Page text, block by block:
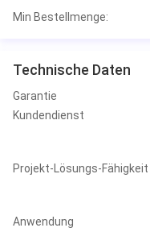
Min Bestellmenge:
Technische Daten
Garantie
Kundendienst
Projekt-Lösungs-Fähigkeit
Anwendung